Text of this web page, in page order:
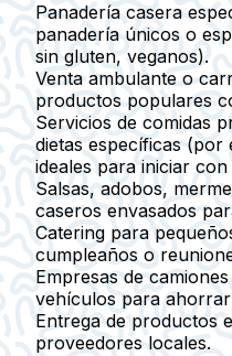
Panadería casera
panadería únicos o
sin gluten, veganos).
Venta ambulante o
productos populares
Servicios de comidas
dietas específicas (por
ideales para iniciar
Salsas, adobos,
caseros envasados
Catering para
cumpleaños o
Empresas de
vehículos para ahorrar
Entrega de productos
proveedores locales.